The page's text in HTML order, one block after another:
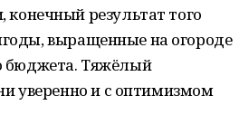
результат того
выращенные на огороде
бюджета. Тяжёлый
уверенно и с оптимизмом